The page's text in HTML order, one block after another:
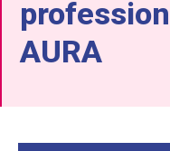
AURA